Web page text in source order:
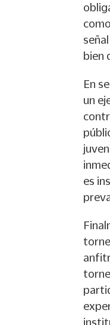
bien
En
un
es